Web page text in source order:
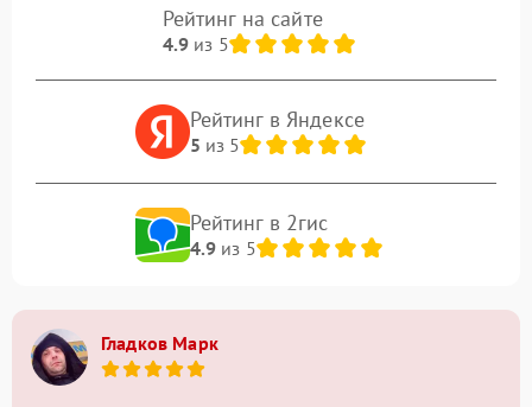
Рейтинг на сайте
4.9из 5
Рейтинг в Яндексе
5 из 5
Рейтинг в 2гис
4.9из 5
Гладков Марк